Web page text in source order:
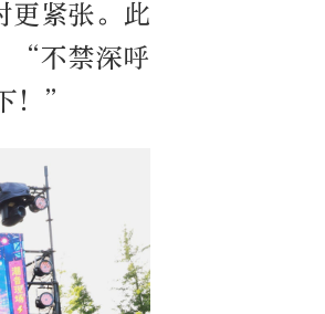
更紧张。此
“不禁深呼
！”